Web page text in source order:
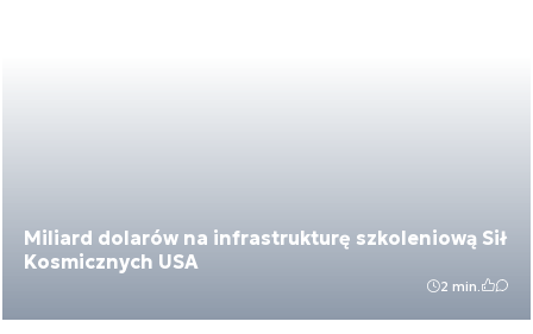
Miliard dolarów na infrastrukturę szkoleniową Sił
Kosmicznych USA
2 min.